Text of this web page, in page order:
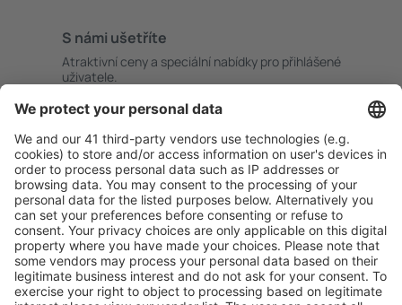
S námi ušetříte
Atraktivní ceny a speciální nabídky pro přihlášené
uživatele.
Ubytování dle vašeho gusta
Vyberte si z více než 1.3 milionu zařízení: hotelů,
apartmánů, chat a dalších.
Uživateli eSky nejčastěji hledané ubytování
Ubytování ve Spojených státech amerických - Oblíbená
města